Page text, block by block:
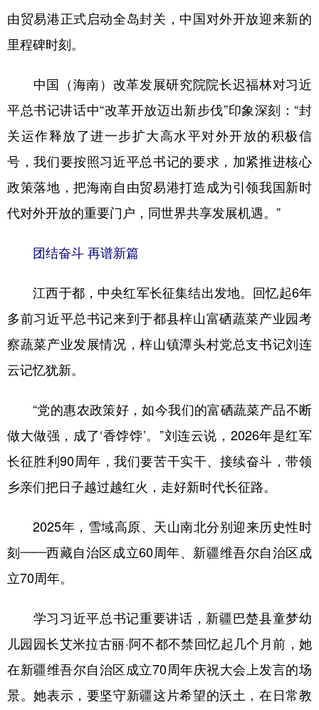
由贸易港正式启动全岛封关，中国对外开放迎来新的
里程碑时刻。
中国（海南）改革发展研究院院长迟福林对习近
平总书记讲话中“改革开放迈出新步伐”印象深刻：“封
关运作释放了进一步扩大高水平对外开放的积极信
号，我们要按照习近平总书记的要求，加紧推进核心
政策落地，把海南自由贸易港打造成为引领我国新时
代对外开放的重要门户，同世界共享发展机遇。”
团结奋斗 再谱新篇
江西于都，中央红军长征集结出发地。回忆起6年
多前习近平总书记来到于都县梓山富硒蔬菜产业园考
察蔬菜产业发展情况，梓山镇潭头村党总支书记刘连
云记忆犹新。
“党的惠农政策好，如今我们的富硒蔬菜产品不断
做大做强，成了‘香饽饽’。”刘连云说，2026年是红军
长征胜利90周年，我们要苦干实干、接续奋斗，带领
乡亲们把日子越过越红火，走好新时代长征路。
2025年，雪域高原、天山南北分别迎来历史性时
刻——西藏自治区成立60周年、新疆维吾尔自治区成
立70周年。
学习习近平总书记重要讲话，新疆巴楚县童梦幼
儿园园长艾米拉古丽·阿不都不禁回忆起几个月前，她
在新疆维吾尔自治区成立70周年庆祝大会上发言的场
景。她表示，要坚守新疆这片希望的沃土，在日常教